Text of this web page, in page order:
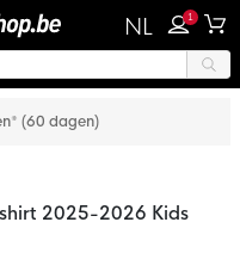
NL 1
(60 dagen)
2025-2026 Kids